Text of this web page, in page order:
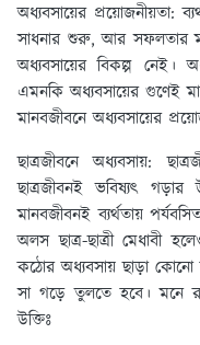
অধ্যবসায়ের প্রয়ােজনীয়তা:
সাধনার শুরু, আর সফলতার
অধ্যবসায়ের বিকল্প নেই।
এমনকি অধ্যবসায়ের গুণেই
মানবজীবনে অধ্যবসায়ের
ছাত্রজীবনে অধ্যবসায়:
ছাত্রজীবনই ভবিষ্যৎ
মানবজীবনই ব্যর্থতায়
অলস ছাত্র-ছাত্রী মেধাবী
কঠোর অধ্যবসায় ছাড়া
সা গড়ে তুলতে হবে। মনে
উক্তিঃ